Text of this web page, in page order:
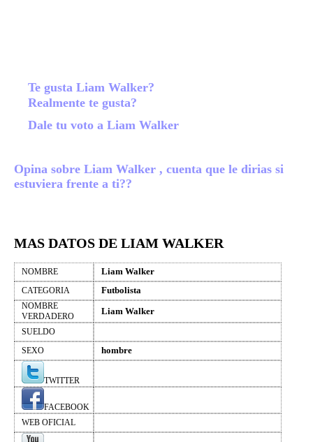
Te gusta Liam Walker?
Realmente te gusta?
Dale tu voto a Liam Walker
Opina sobre Liam Walker , cuenta que le dirias si
estuviera frente a ti??
MAS DATOS DE LIAM WALKER
NOMBRE Liam Walker
CATEGORIA Futbolista
NOMBRE
VERDADERO
Liam Walker
SUELDO
SEXO
hombre
TWITTER
FACEBOOK
WEB OFICIAL